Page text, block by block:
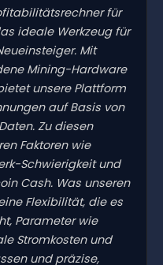
für
ideale Werkzeug für
Mit
Mining-Hardware
unsere Plattform
auf Basis von
Zu diesen
Faktoren wie
Schwierigkeit und
Cash. Was unseren
Flexibilität, die es
Parameter wie
Stromkosten und
und präzise,